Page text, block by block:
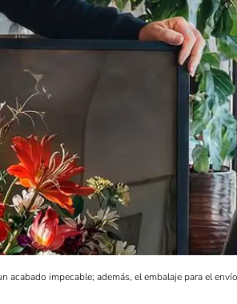
acabado impecable; además, el embalaje para el